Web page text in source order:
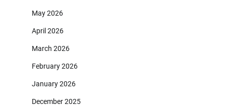
May 2026
April 2026
March 2026
February 2026
January 2026
December 2025